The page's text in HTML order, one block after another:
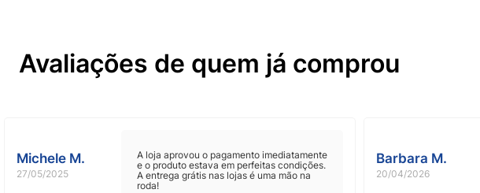
Avaliações de quem já comprou
Michele M.
27/05/2025
A loja aprovou o pagamento imediatamente
e o produto estava em perfeitas condições.
A entrega grátis nas lojas é uma mão na
roda!
Barbara M.
20/04/2026